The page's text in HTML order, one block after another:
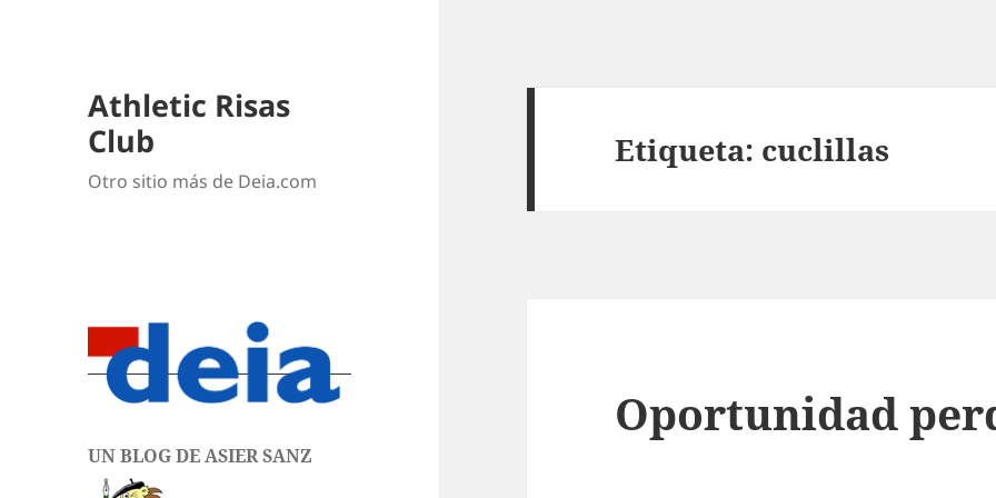
Athletic Risas
Club
Otro sitio más de Deia.com
UN BLOG DE ASIER SANZ
Etiqueta: cuclillas
Oportunidad